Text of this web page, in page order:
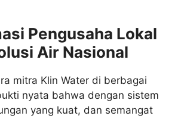
Pengusaha Lokal
Air Nasional
mitra Klin Water di berbagai
nyata bahwa dengan sistem
yang kuat, dan semangat